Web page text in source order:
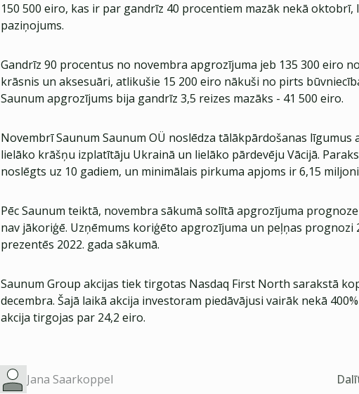
150 500 eiro, kas ir par gandrīz 40 procentiem mazāk nekā oktobrī,
paziņojums.
Gandrīz 90 procentus no novembra apgrozījuma jeb 135 300 eiro
krāsnis un aksesuāri, atlikušie 15 200 eiro nākuši no pirts
Saunum apgrozījums bija gandrīz 3,5 reizes mazāks - 41 500 eiro.
Novembrī Saunum Saunum OÜ noslēdza tālākpārdošanas līgumus
lielāko krāšņu izplatītāju Ukrainā un lielāko pārdevēju Vācijā.
noslēgts uz 10 gadiem, un minimālais pirkuma apjoms ir 6,15
Pēc Saunum teiktā, novembra sākumā solītā apgrozījuma
nav jākoriģē. Uzņēmums koriģēto apgrozījuma un peļņas prognozi
prezentēs 2022. gada sākumā.
Saunum Group akcijas tiek tirgotas Nasdaq First North sarakstā
decembra. Šajā laikā akcija investoram piedāvājusi vairāk nekā
akcija tirgojas par 24,2 eiro.
Jana Saarkoppel